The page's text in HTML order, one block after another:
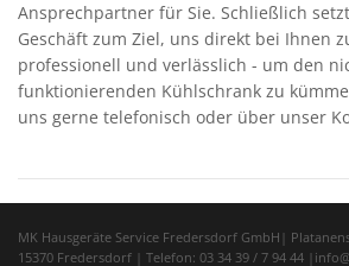
Ansprechpartner für Sie. Schließlich
Geschäft zum Ziel, uns direkt bei Ihnen
professionell und verlässlich - um den
funktionierenden Kühlschrank zu
uns gerne telefonisch oder über unser
MK Hausgeräte Service Fredersdorf GmbH|
15370 Fredersdorf | Telefon: 03 34 39 / 7 94 44